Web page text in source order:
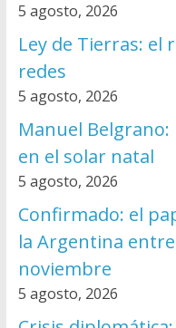
5 agosto, 2026
Ley de Tierras: el
redes
5 agosto, 2026
Manuel
en el solar natal
5 agosto, 2026
Confirmado: el
la Argentina entre
noviembre
5 agosto, 2026